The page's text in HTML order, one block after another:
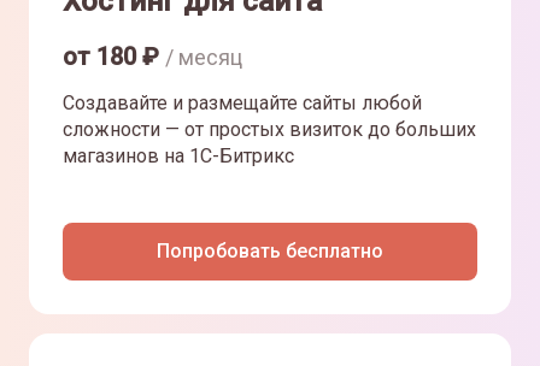
от 180₽ / месяц
Создавайте и размещайте сайты любой
сложности — от простых визиток до больших
магазинов на 1С-Битрикс
Попробовать бесплатно